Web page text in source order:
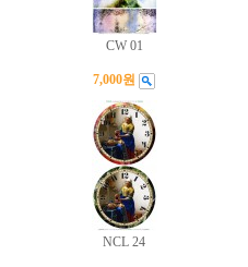
CW 01
7,000원
NCL 24